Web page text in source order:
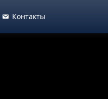
Контакты